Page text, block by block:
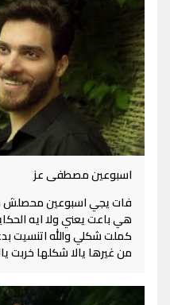
اسبوعين مصطفى عز
فات يجي اسبوعين محصلش
هي باعت يعني ولا ايه
كملت شكلي والله اتنسيت
من غيرها يالا شكلها خربت